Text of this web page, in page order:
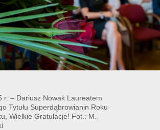
r. – Dariusz Nowak Laureatem
Tytułu Superdąbrowianin Roku
Wielkie Gratulacje! Fot.: M.